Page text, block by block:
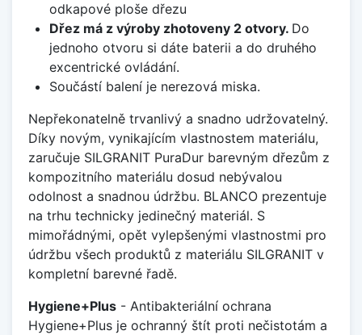
odkapové ploše dřezu
Dřez má z výroby zhotoveny 2 otvory. Do
jednoho otvoru si dáte baterii a do druhého
excentrické ovládání.
Součástí balení je nerezová miska.
Nepřekonatelně trvanlivý a snadno udržovatelný.
Díky novým, vynikajícím vlastnostem materiálu,
zaručuje SILGRANIT PuraDur barevným dřezům z
kompozitního materiálu dosud nebývalou
odolnost a snadnou údržbu. BLANCO prezentuje
na trhu technicky jedinečný materiál. S
mimořádnými, opět vylepšenými vlastnostmi pro
údržbu všech produktů z materiálu SILGRANIT v
kompletní barevné řadě.
Hygiene+Plus - Antibakteriální ochrana
Hygiene+Plus je ochranný štít proti nečistotám a